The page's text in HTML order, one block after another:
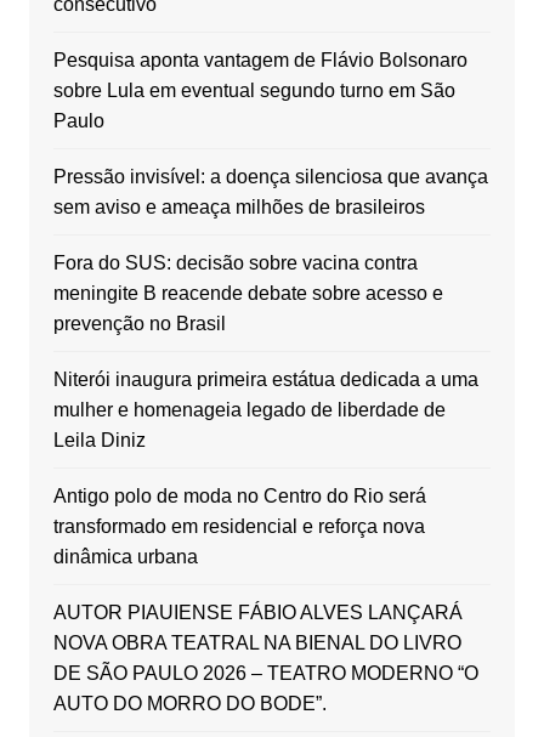
consecutivo
Pesquisa aponta vantagem de Flávio Bolsonaro
sobre Lula em eventual segundo turno em São
Paulo
Pressão invisível: a doença silenciosa que avança
sem aviso e ameaça milhões de brasileiros
Fora do SUS: decisão sobre vacina contra
meningite B reacende debate sobre acesso e
prevenção no Brasil
Niterói inaugura primeira estátua dedicada a uma
mulher e homenageia legado de liberdade de
Leila Diniz
Antigo polo de moda no Centro do Rio será
transformado em residencial e reforça nova
dinâmica urbana
AUTOR PIAUIENSE FÁBIO ALVES LANÇARÁ
NOVA OBRA TEATRAL NA BIENAL DO LIVRO
DE SÃO PAULO 2026 – TEATRO MODERNO “O
AUTO DO MORRO DO BODE”.